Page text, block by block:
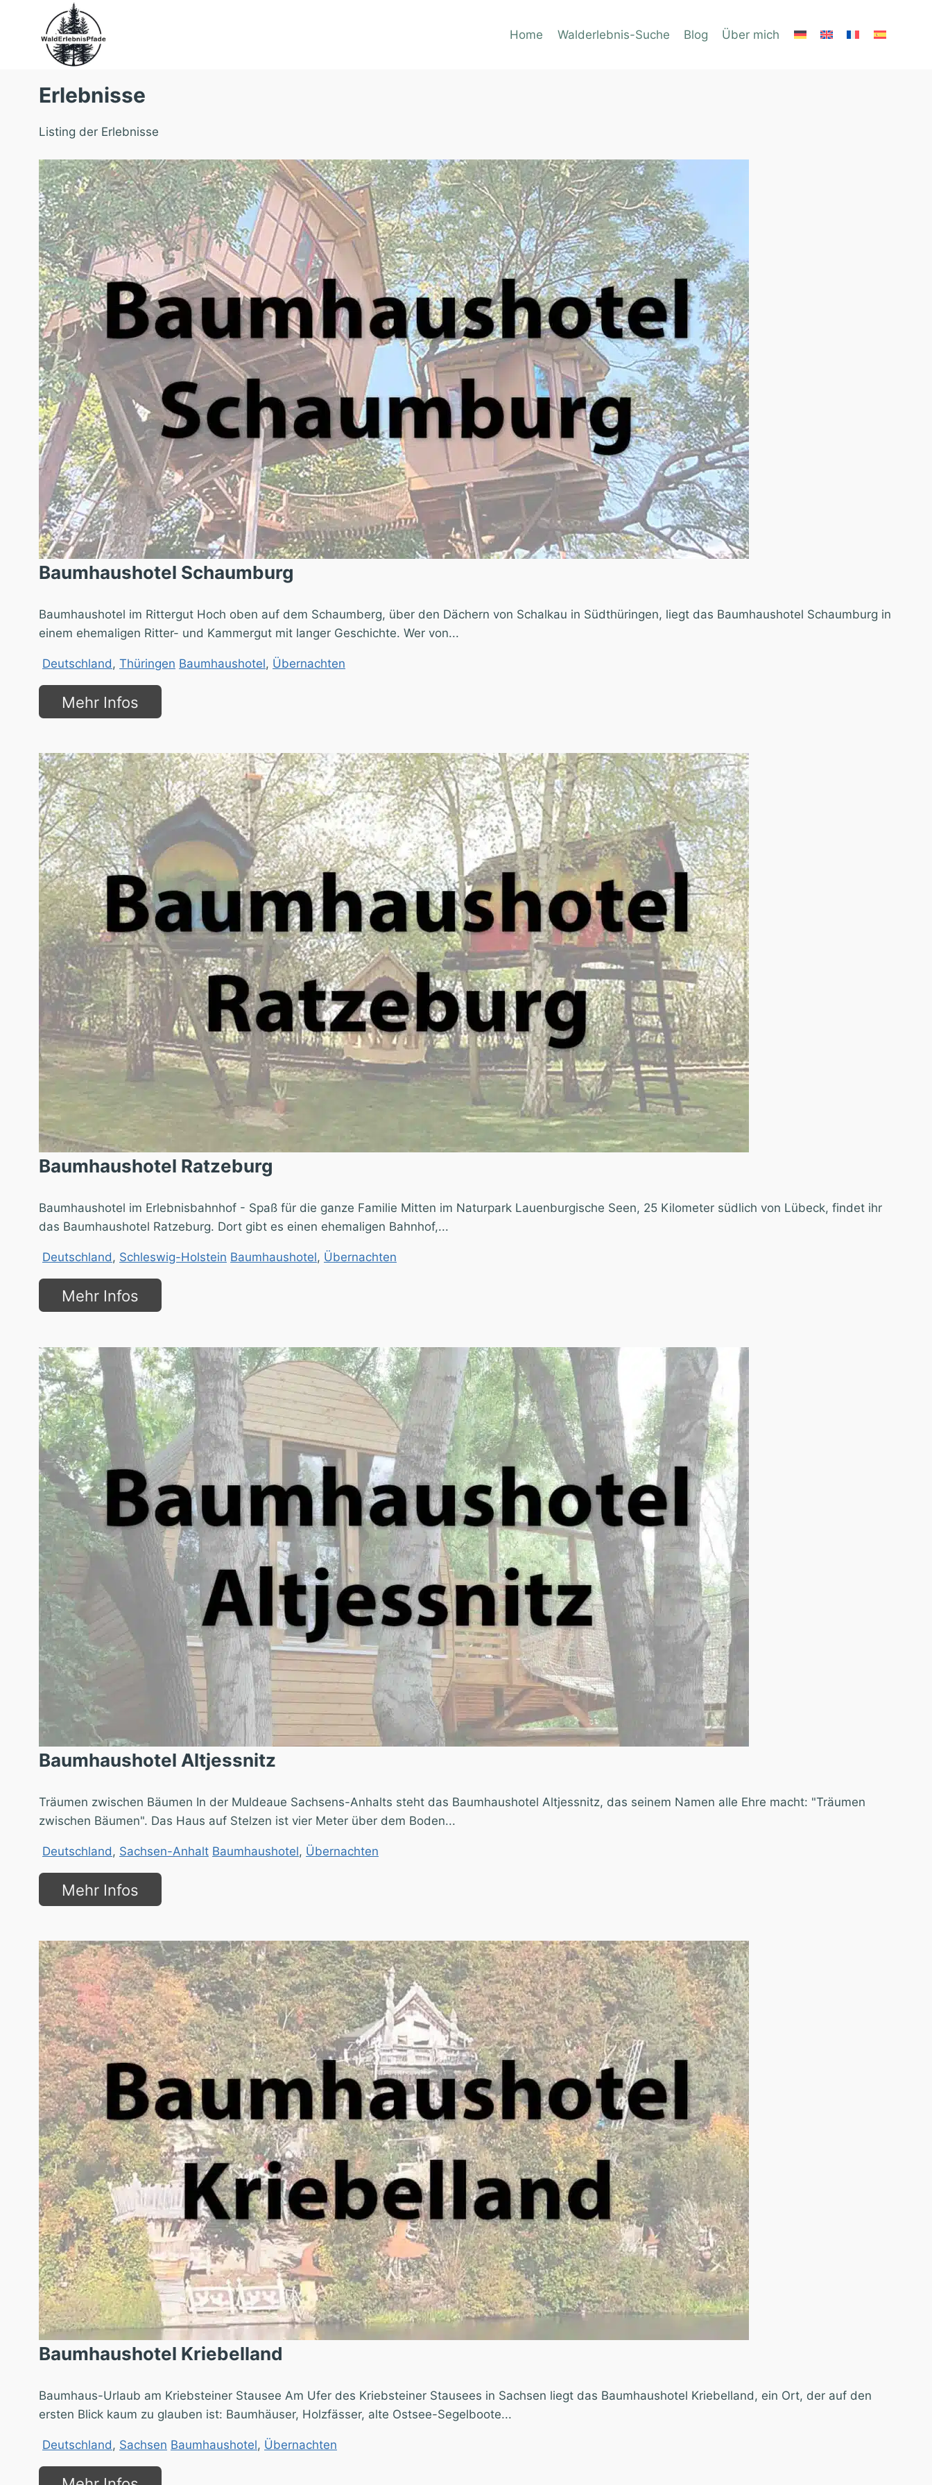
springen
Home Walderlebnis-Suche Blog Über mich
Erlebnisse
Listing der Erlebnisse
Baumhaushotel Schaumburg
Baumhaushotel im Rittergut Hoch oben auf dem Schaumberg, über den Dächern von Schalkau in Südthüringen, liegt das Baumhaushotel Schaumburg in
einem ehemaligen Ritter- und Kammergut mit langer Geschichte. Wer von...
Deutschland , Thüringen Baumhaushotel, Übernachten
Mehr Infos
Baumhaushotel Ratzeburg
Baumhaushotel im Erlebnisbahnhof - Spaß für die ganze Familie Mitten im Naturpark Lauenburgische Seen, 25 Kilometer südlich von Lübeck, findet ihr
das Baumhaushotel Ratzeburg. Dort gibt es einen ehemaligen Bahnhof,...
Deutschland, Schleswig-Holstein Baumhaushotel, Übernachten
Mehr Infos
Baumhaushotel Altjessnitz
Träumen zwischen Bäumen In der Muldeaue Sachsens-Anhalts steht das Baumhaushotel Altjessnitz, das seinem Namen alle Ehre macht: "Träumen
zwischen Bäumen". Das Haus auf Stelzen ist vier Meter über dem Boden...
Deutschland , Sachsen-Anhalt Baumhaushotel, Übernachten
Mehr Infos
Baumhaushotel Kriebelland
Baumhaus-Urlaub am Kriebsteiner Stausee Am Ufer des Kriebsteiner Stausees in Sachsen liegt das Baumhaushotel Kriebelland, ein Ort, der auf den
ersten Blick kaum zu glauben ist: Baumhäuser, Holzfässer, alte Ostsee-Segelboote...
Deutschland, Sachsen Baumhaushotel, Übernachten